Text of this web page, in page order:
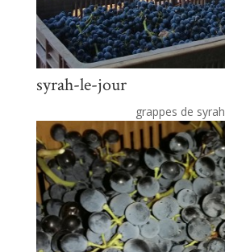
syrah-le-jour
grappes de syrah